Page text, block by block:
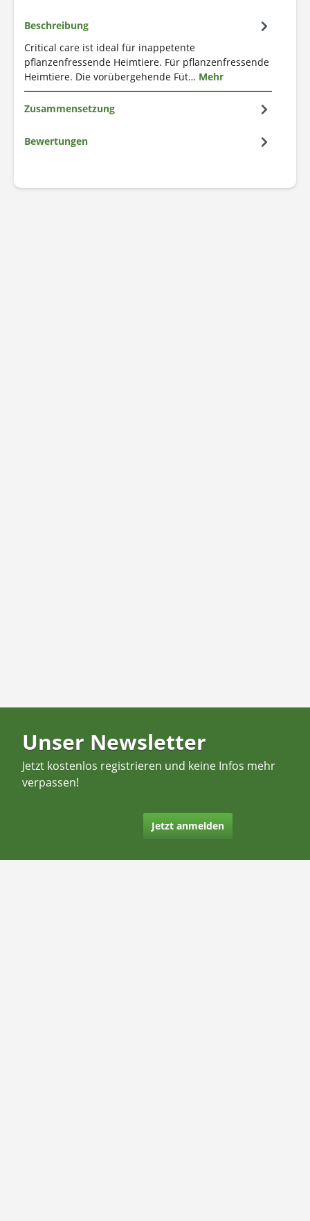
Beschreibung
Critical care ist ideal für inappetente
pflanzenfressende Heimtiere. Für pflanzenfressende
Heimtiere. Die vorübergehende Füt… Mehr
Zusammensetzung
Bewertungen
Unser Newsletter
Jetzt kostenlos registrieren und keine Infos mehr
verpassen!
Jetzt anmelden